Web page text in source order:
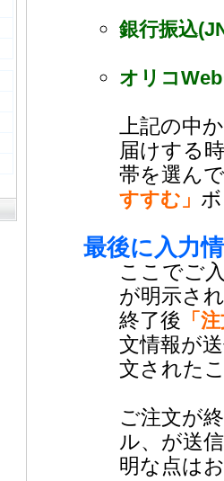
銀行振込
オリコ
上記の中
届けする
帯を選ん
すすむ」
最後に入力
ここでご
が明示さ
終了後 「
文情報が
文された
ご注文が
ル、が送
明な点は